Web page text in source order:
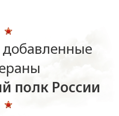
полк России